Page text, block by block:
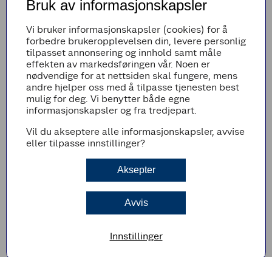
Ha melkegjæren over i en bakebolle og rør inn
til du har en smidig og fin deig. Elt deigen i
ca. 10 minutter.
Dekk til bollen med plastfolie og sett til
heving på et lunt sted i 45 minutter.
Del deigen i små emner. Sett den til heving
nye 45 minutter.
Pensle slidersbrødene med et sammenpisket
egg. Strø på sesamfrø.
Bak i ovnen på 175 grader i ca. 20 minutter
Montéring
Damp pinnekjøttet eller bruk
pinnekjøttrester. Bland renset og plukket
kjele. Varm forsiktig opp.
Bruk av informasjonskapsler
Vi bruker informasjonskapsler (cookies) for å
forbedre brukeropplevelsen din, levere personlig
tilpasset annonsering og innhold samt måle
effekten av markedsføringen vår. Noen er
nødvendige for at nettsiden skal fungere, mens
andre hjelper oss med å tilpasse tjenesten best
mulig for deg. Vi benytter både egne
informasjonskapsler og fra tredjepart.
Vil du akseptere alle informasjonskapsler, avvise
eller tilpasse innstillinger?
Aksepter
Avvis
Innstillinger